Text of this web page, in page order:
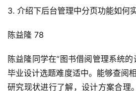
3. 介绍下后台管理中分页功能如何
陈益隆 78
陈益隆同学在“图书借阅管理系统的
毕业设计选题难度适中。能够查阅
研究现状进行了解，设计方案合理